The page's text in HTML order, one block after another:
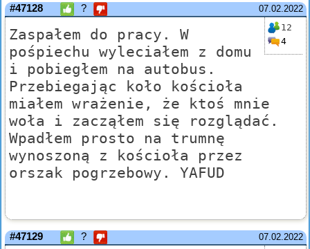
07.02.2022
#47128 ?
12
4
Zaspałem do pracy. W
pośpiechu wyleciałem z domu
i pobiegłem na autobus.
Przebiegając koło kościoła
miałem wrażenie, że ktoś mnie
woła i zacząłem się rozglądać.
Wpadłem prosto na trumnę
wynoszoną z kościoła przez
orszak pogrzebowy. YAFUD
07.02.2022
#47129 ?